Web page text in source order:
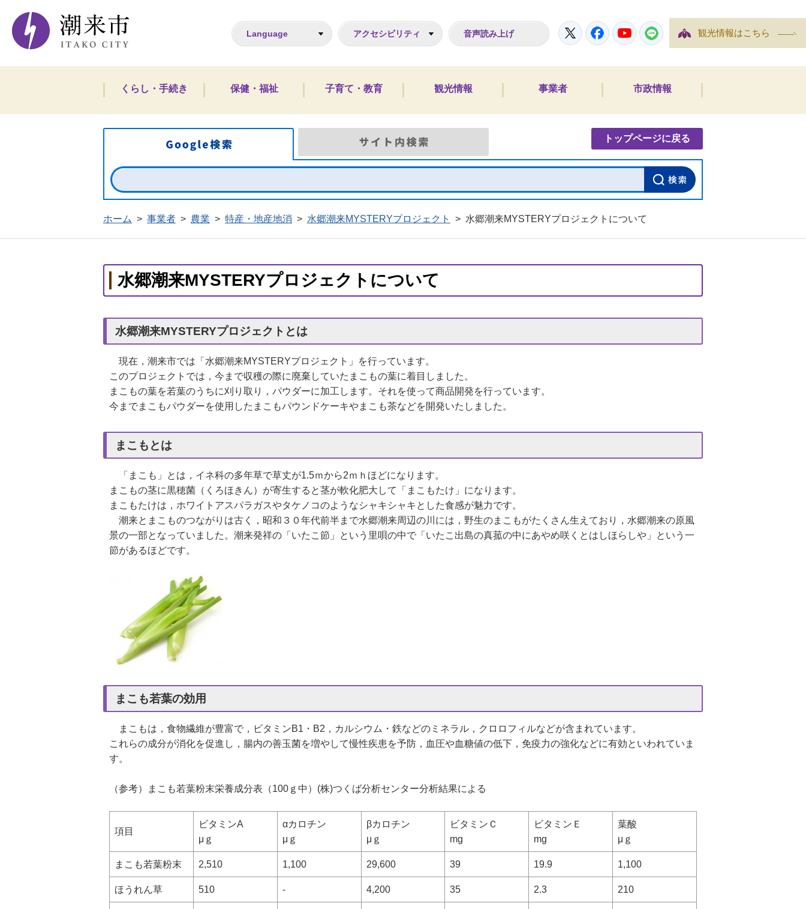
潮来市ホームページ
Language アクセシビリティ 音声読み上げ TwitterFacebookYouTubeLINE 観光情報はこちら
くらし・手続き 保健・福祉 子育て・教育 観光情報 事業者 市政情報
Google検索 トップページに戻る
ホーム > 事業者 > 農業 > 特産・地産地消 > 水郷潮来MYSTERYプロジェクト > 水郷潮来MYSTERYプロジェクトについて
水郷潮来MYSTERYプロジェクトについて
水郷潮来MYSTERYプロジェクトとは
現在，潮来市では「水郷潮来MYSTERYプロジェクト」を行っています。
このプロジェクトでは，今まで収穫の際に廃棄していたまこもの葉に着目しました。
まこもの葉を若葉のうちに刈り取り，パウダーに加工します。それを使って商品開発を行っています。
今までまこもパウダーを使用したまこもパウンドケーキやまこも茶などを開発いたしました。
まこもとは
「まこも」とは，イネ科の多年草で草丈が1.5ｍから2ｍｈほどになります。
まこもの茎に黒穂菌（くろほきん）が寄生すると茎が軟化肥大して「まこもたけ」になります。
まこもたけは，ホワイトアスパラガスやタケノコのようなシャキシャキとした食感が魅力です。
潮来とまこものつながりは古く，昭和３０年代前半まで水郷潮来周辺の川には，野生のまこもがたくさん生えており，水郷潮来の原風
景の一部となっていました。潮来発祥の「いたこ節」という里唄の中で「いたこ出島の真菰の中にあやめ咲くとはしほらしや」という一
節があるほどです。
まこも若葉の効用
まこもは，食物繊維が豊富で，ビタミンB1・B2，カルシウム・鉄などのミネラル，クロロフィルなどが含まれています。
これらの成分が消化を促進し，腸内の善玉菌を増やして慢性疾患を予防，血圧や血糖値の低下，免疫力の強化などに有効といわれていま
す。
（参考）まこも若葉粉末栄養成分表（100ｇ中）(株)つくば分析センター分析結果による
項目
ビタミンA
μｇ
αカロチン
μｇ
βカロチン
μｇ
ビタミンＣ
mg
ビタミンＥ
mg
葉酸
μｇ
まこも若葉粉末 2,510 1,100 29,600 39 19.9 1,100
ほうれん草 510 - 4,200 35 2.3 210